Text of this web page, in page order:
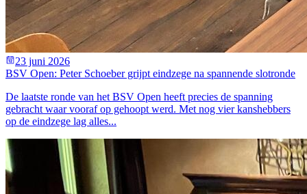
23 juni 2026
BSV Open: Peter Schoeber grijpt eindzege na spannende slotronde
De laatste ronde van het BSV Open heeft precies de spanning
gebracht waar vooraf op gehoopt werd. Met nog vier kanshebbers
op de eindzege lag alles...